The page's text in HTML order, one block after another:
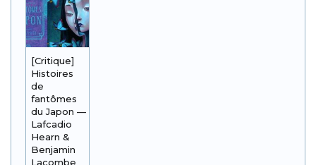
[Critique]
Histoires
de
fantômes
du Japon —
Lafcadio
Hearn &
Benjamin
Lacombe